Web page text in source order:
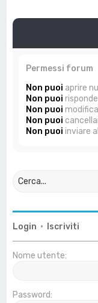
Permessi forum
Non puoi aprire
Non puoi
Non puoi
Non puoi
Non puoi inviare
Login • Iscriviti
Nome utente:
Password: